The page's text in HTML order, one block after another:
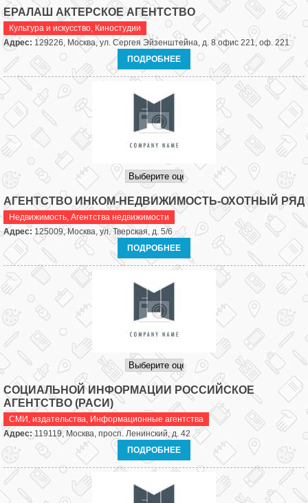
ЕРАЛАШ АКТЕРСКОЕ АГЕНТСТВО
Культура и искусство, Киностудии
Адрес: 129226, Москва, ул. Сергея Эйзенштейна, д. 8 офис 221, оф. 221
ПОДРОБНЕЕ
АГЕНТСТВО ИНКОМ-НЕДВИЖИМОСТЬ-ОХОТНЫЙ РЯД
Недвижимость, Агентства недвижимости
Адрес: 125009, Москва, ул. Тверская, д. 5/6
ПОДРОБНЕЕ
СОЦИАЛЬНОЙ ИНФОРМАЦИИ РОССИЙСКОЕ
АГЕНТСТВО (РАСИ)
СМИ, издательства, Информационные агентства
Адрес:119119, Москва, просп. Ленинский, д. 42
ПОДРОБНЕЕ